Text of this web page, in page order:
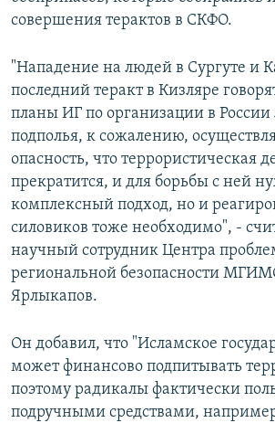
совершения терактов в СКФО.
"Нападение на людей в Сургуте и
последний теракт в Кизляре
планы ИГ по организации в России
подполья, к сожалению,
опасность, что террористическая
прекратится, и для борьбы с ней
комплексный подход, но и
силовиков тоже необходимо", -
научный сотрудник Центра
региональной безопасности
Ярлыкапов.
Он добавил, что "Исламское
может финансово подпитывать
поэтому радикалы фактически
подручными средствами,